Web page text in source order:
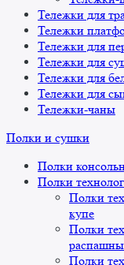
Тележки для
Тележки
Тележки для
Тележки для
Тележки для
Тележки для
Тележки-чаны
Полки и сушки
Полки
Полки
Полки
купе
Полки
Полки